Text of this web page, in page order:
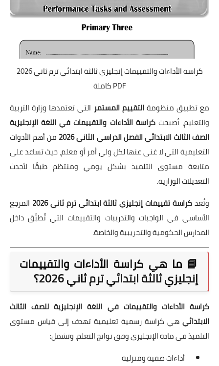
كراسة الأداءات والتقييمات إنجليزي ثالثة ابتدائي ترم ثاني 2026
PDF كاملة
مع تطبيق منظومةالتقييم المستمر التي تعتمدها وزارة التربية
والتعليم، أصبحتكراسة الأداءات والتقييمات في اللغة الإنجليزية
الصف الثالث الابتدائي الفصل الدراسي الثاني 2026
من أهم الأدوات
التعليمية التي لا غنى عنها لكل ولي أمر أو معلم، حيث تساعد على
متابعة مستوى التلميذ بشكل يومي ومنتظم طبقًا لأحدث
التعديلات الوزارية.
وتُعدكراسة تقييمات إنجليزي ثالثة ابتدائي ترم ثاني 2026
المرجع
الأساسي في الواجبات والتدريبات والتقييمات التي تُطبَّق داخل
المدارس الحكومية والتجريبية والخاصة.
📘 ما هي كراسة الأداءات والتقييمات
إنجليزي ثالثة ابتدائي ترم ثاني 2026؟
كراسة الأداءات والتقييمات في اللغة الإنجليزية للصف الثالث
الابتدائي هي كراسة رسمية تعليمية تهدف إلى قياس مستوى
التلميذ في مادة الإنجليزي وفق نواتج التعلم، وتشمل:
أداءات صفية ومنزلية